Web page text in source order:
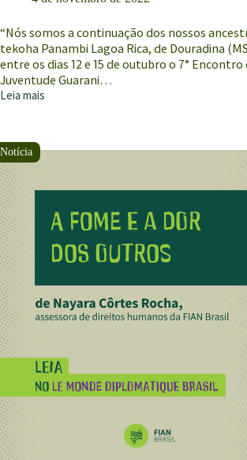
“Nós somos a continuação dos nossos
tekoha Panambi Lagoa Rica, de Douradina
entre os dias 12 e 15 de outubro o 7° Encontro
Juventude Guarani…
Leia mais
7°
Juventude
Guarani
Kaiowá
discute
cultura
alimentar
indígena
em
oficina
“Comer
pra
quê?”